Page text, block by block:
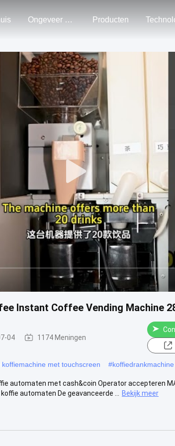
Ongeveer Ons Producten
Instant Coffee Vending Machine
04 1174 Meningen
met touchscreen #koffiedrankmachine
automaten met cash&coin Operator accepteren
automaten De geavanceerde ...
Bekijk meer